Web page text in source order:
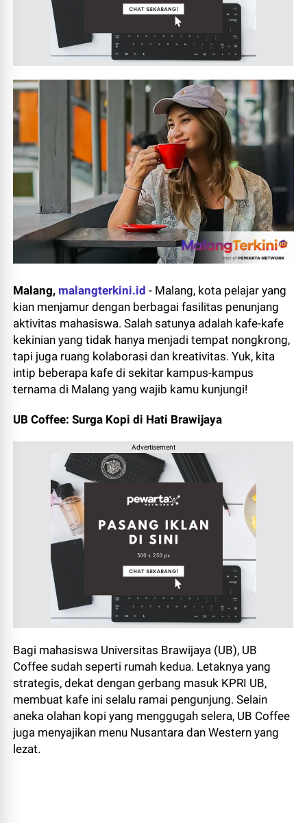
Malang, malangterkini.id - Malang, kota pelajar yang
kian menjamur dengan berbagai fasilitas penunjang
aktivitas mahasiswa. Salah satunya adalah kafe-kafe
kekinian yang tidak hanya menjadi tempat nongkrong,
tapi juga ruang kolaborasi dan kreativitas. Yuk, kita
intip beberapa kafe di sekitar kampus-kampus
ternama di Malang yang wajib kamu kunjungi!
UB Coffee: Surga Kopi di Hati Brawijaya
Advertisement
Bagi mahasiswa Universitas Brawijaya (UB), UB
Coffee sudah seperti rumah kedua. Letaknya yang
strategis, dekat dengan gerbang masuk KPRI UB,
membuat kafe ini selalu ramai pengunjung. Selain
aneka olahan kopi yang menggugah selera, UB Coffee
juga menyajikan menu Nusantara dan Western yang
lezat.